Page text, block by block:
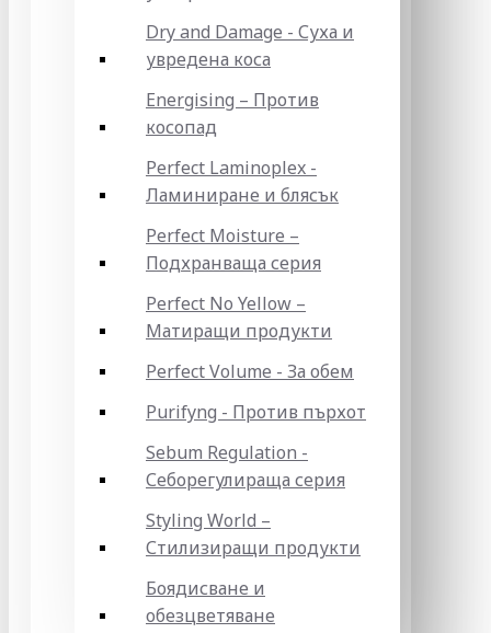
Dry and Damage - Суха и
увредена коса
Energising – Против
косопад
Perfect Laminoplex -
Ламиниране и блясък
Perfect Moisture –
Подхранваща серия
Perfect No Yellow –
Матиращи продукти
Perfect Volume - За обем
Purifyng - Против пърхот
Sebum Regulation -
Себорегулираща серия
Styling World –
Стилизиращи продукти
Боядисване и
обезцветяване